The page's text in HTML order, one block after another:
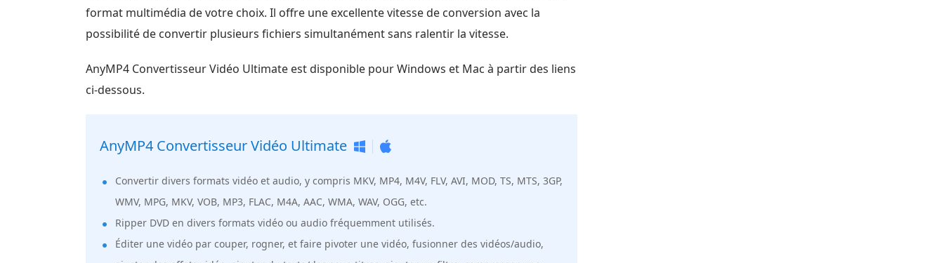
format multimédia de votre choix. Il offre une excellente vitesse de conversion avec la
possibilité de convertir plusieurs fichiers simultanément sans ralentir la vitesse.
AnyMP4 Convertisseur Vidéo Ultimate est disponible pour Windows et Mac à partir des liens
ci-dessous.
AnyMP4 Convertisseur Vidéo Ultimate
Convertir divers formats vidéo et audio, y compris MKV, MP4, M4V, FLV, AVI, MOD, TS, MTS, 3GP,
WMV, MPG, MKV, VOB, MP3, FLAC, M4A, AAC, WMA, WAV, OGG, etc.
Ripper DVD en divers formats vidéo ou audio fréquemment utilisés.
Éditer une vidéo par couper, rogner, et faire pivoter une vidéo, fusionner des vidéos/audio,